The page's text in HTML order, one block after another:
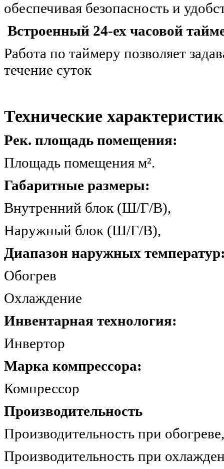
обеспечивая безопасность и
Встроенный 24-ех часовой
Работа по таймеру позволяет
течение суток
Технические
Рек. площадь помещения:
Площадь
Габаритные размеры:
Внутренний блок (Ш/
Наружный блок (Ш/Г/
Диапазон наружных
Обогрев -
Охлаждение
Инвентарная технология:
Марка компрессора:
Компрессор
Производительность
Производительность при
Производительность при